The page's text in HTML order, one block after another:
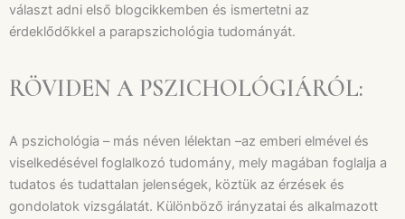
választ adni első blogcikkemben és ismertetni az
érdeklődőkkel a parapszichológia tudományát.
RÖVIDEN A PSZICHOLÓGIÁRÓL:
A pszichológia – más néven lélektan –az emberi elmével és
viselkedésével foglalkozó tudomány, mely magában foglalja a
tudatos és tudattalan jelenségek, köztük az érzések és
gondolatok vizsgálatát. Különböző irányzatai és alkalmazott